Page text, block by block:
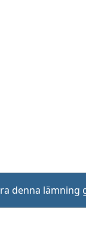
denna lämning